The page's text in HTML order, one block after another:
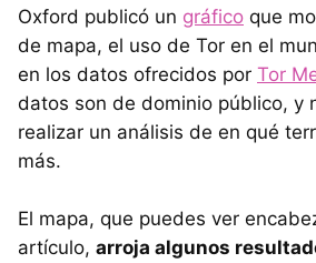
Oxford publicó un gráfico que
de mapa, el uso de Tor en el
en los datos ofrecidos por Tor
datos son de dominio público, y
realizar un análisis de en qué
más.
El mapa, que puedes ver
artículo, arroja algunos